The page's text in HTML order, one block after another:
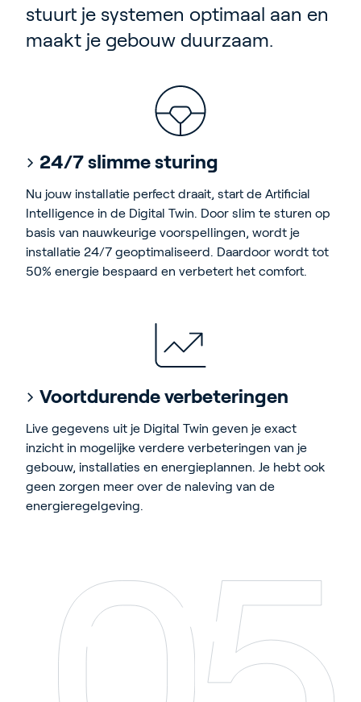
stuurt je systemen optimaal aan en
maakt je gebouw duurzaam.
24/7 slimme sturing
Nu jouw installatie perfect draait, start de Artificial
Intelligence in de Digital Twin. Door slim te sturen op
basis van nauwkeurige voorspellingen, wordt je
installatie 24/7 geoptimaliseerd. Daardoor wordt tot
50% energie bespaard en verbetert het comfort.
Voortdurende verbeteringen
Live gegevens uit je Digital Twin geven je exact
inzicht in mogelijke verdere verbeteringen van je
gebouw, installaties en energieplannen. Je hebt ook
geen zorgen meer over de naleving van de
energieregelgeving.